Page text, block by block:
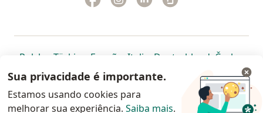
Polska abre num novo separador
Türkiye abre num novo separador
España abre num novo separador
Italia abre num novo
Deutschlandabre num
Česko
Portugal abre num novo separador
, México abre num novo separador
, abre num novo separador
Brasil abre num novoabre num
abre
Colombia abre num novo
www.doctoralia.com.br © 2026 - Agende agora sua
Sua privacidade é importante.
Estamos usando cookies para
melhorar sua experiência. Saiba mais.